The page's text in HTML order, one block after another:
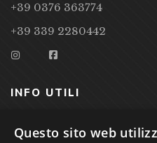
+39 0376 363774
+39 339 2280442
INFO UTILI
CONDIZIONI DI VENDITA
Questo sito web